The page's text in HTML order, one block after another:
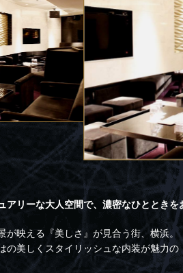
アリーな大人空間で、濃密なひとときを
が映える『美しさ』が見合う街、横浜。
の美しくスタイリッシュな内装が魅力